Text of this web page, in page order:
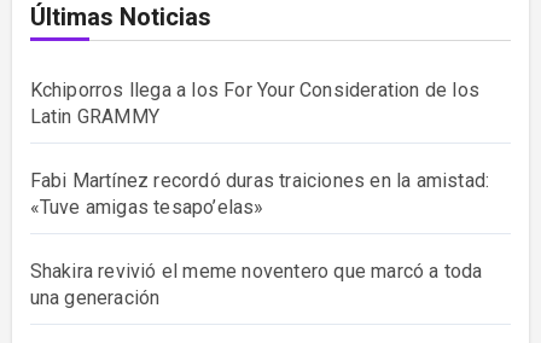
Últimas Noticias
Kchiporros llega a los For Your Consideration de los
Latin GRAMMY
Fabi Martínez recordó duras traiciones en la amistad:
«Tuve amigas tesapo’elas»
Shakira revivió el meme noventero que marcó a toda
una generación